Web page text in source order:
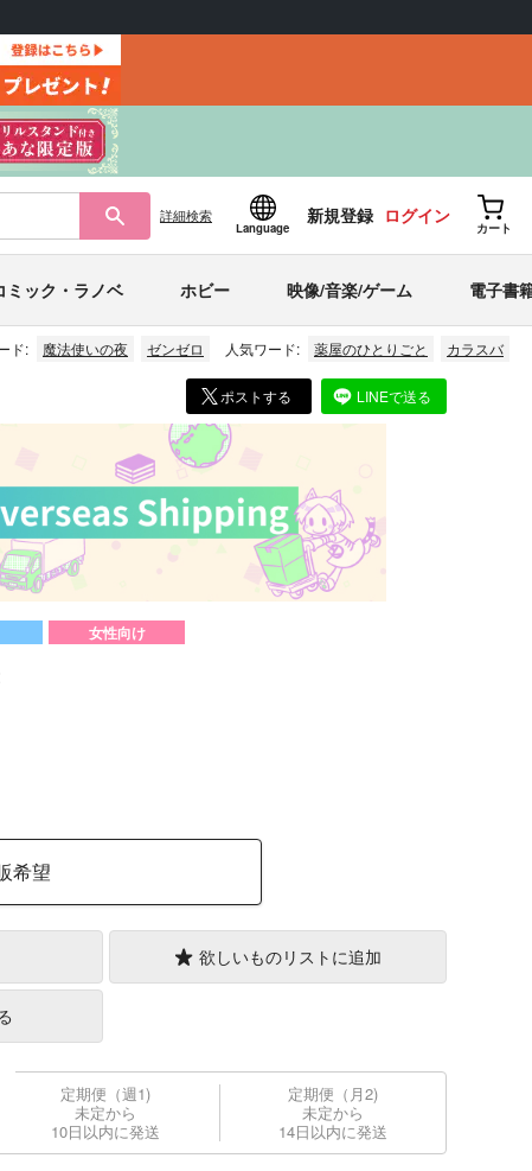
詳細検索
Language
新規登録 ログイン
カート
ミック・ラノベ ホビー 映像/音楽/ゲーム 電子書
ド: 魔法使いの夜 ゼンゼロ 人気ワード: 薬屋のひとりごと カラスバ
ポストする LINEで送る
女性向け
希望
欲しいものリストに追加
定期便（週1)
未定から
10日以内に発送
定期便（月2)
未定から
14日以内に発送